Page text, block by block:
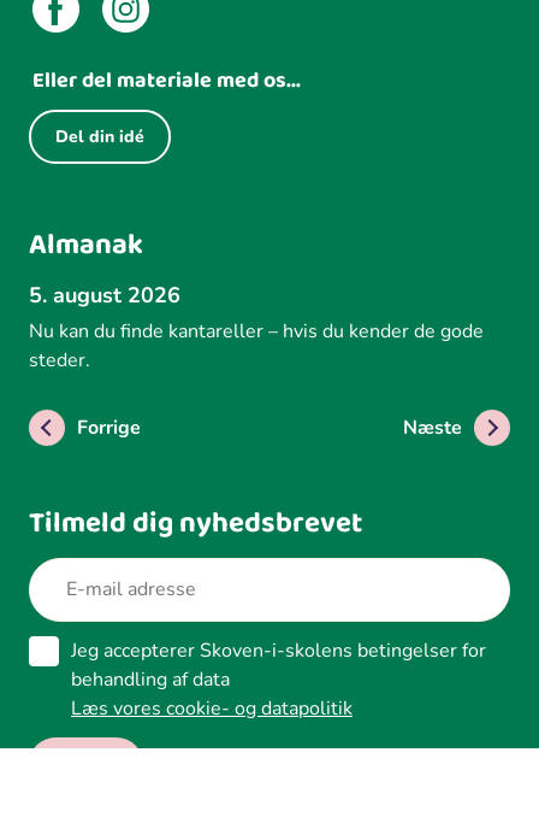
Eller del materiale med os...
Del din idé
Almanak
5. august 2026
Nu kan du finde kantareller – hvis du kender de gode
steder.
Forrige Næste
Tilmeld dig nyhedsbrevet
Jeg accepterer Skoven-i-skolens betingelser for
behandling af data
Læs vores cookie- og datapolitik